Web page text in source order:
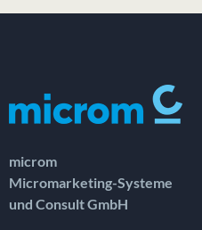
microm
Micromarketing-Systeme
und Consult GmbH